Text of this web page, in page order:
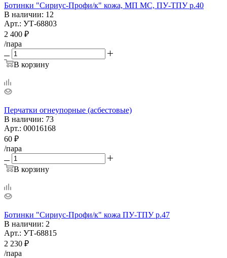
Ботинки "Сириус-Профи/к" кожа, МП МС, ПУ-ТПУ р.40
В наличии: 12
Арт.: УТ-68803
2 400 ₽
/пара
В корзину
Перчатки огнеупорные (асбестовые)
В наличии: 73
Арт.: 00016168
60 ₽
/пара
В корзину
Ботинки "Сириус-Профи/к" кожа ПУ-ТПУ р.47
В наличии: 2
Арт.: УТ-68815
2 230 ₽
/пара